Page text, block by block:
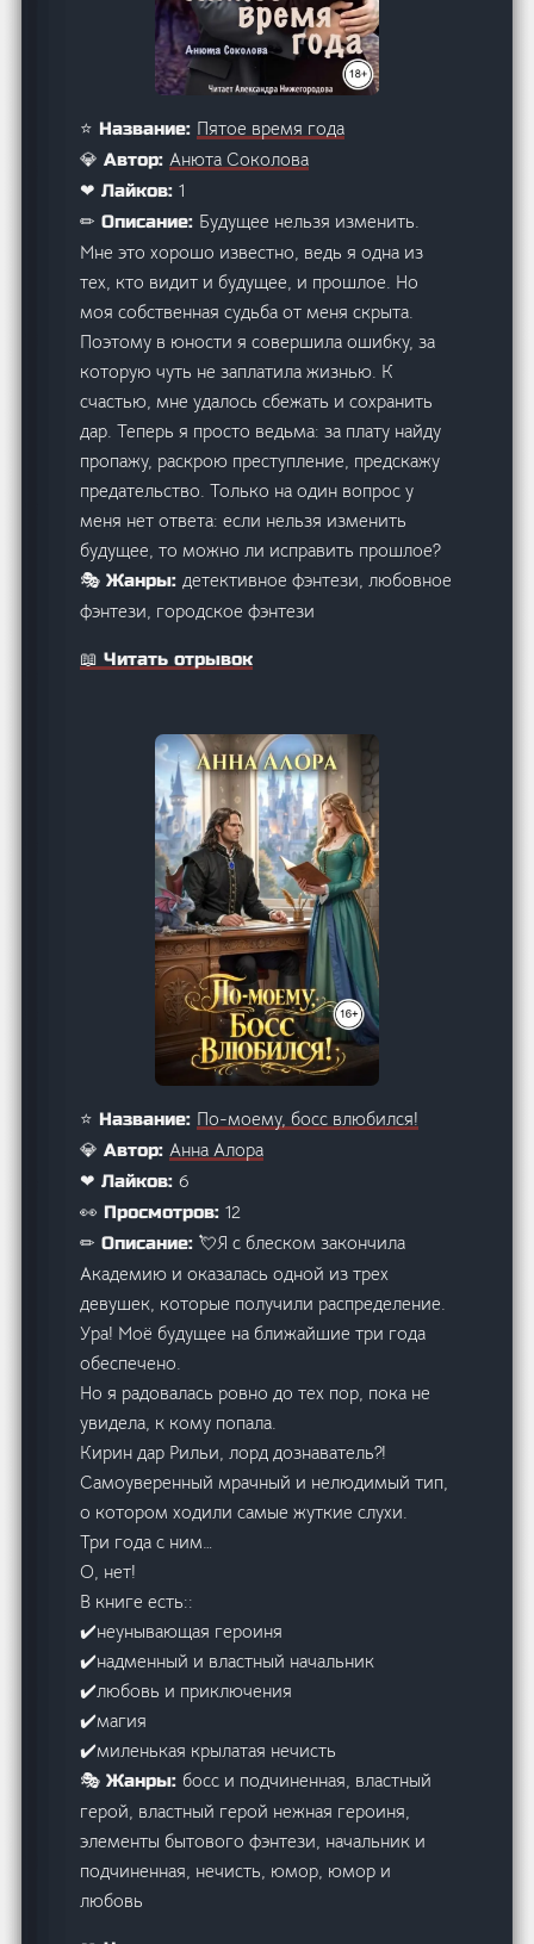
⭐ Название: Пятое время года
💎 Автор:Анюта Соколова
❤ Лайков:1
✏ Описание: Будущее нельзя изменить.
Мне это хорошо известно, ведь я одна из
тех, кто видит и будущее, и прошлое. Но
моя собственная судьба от меня скрыта.
Поэтому в юности я совершила ошибку, за
которую чуть не заплатила жизнью. К
счастью, мне удалось сбежать и сохранить
дар. Теперь я просто ведьма: за плату найду
пропажу, раскрою преступление, предскажу
предательство. Только на один вопрос у
меня нет ответа: если нельзя изменить
будущее, то можно ли исправить прошлое?
🎭 Жанры:детективное фэнтези, любовное
фэнтези, городское фэнтези
📖 Читать отрывок
⭐ Название: По-моему, босс влюбился!
💎 Автор:Анна Алора
❤ Лайков:6
👀 Просмотров:12
✏ Описание:💘Я с блеском закончила
Академию и оказалась одной из трех
девушек, которые получили распределение.
Ура! Моё будущее на ближайшие три года
обеспечено.
Но я радовалась ровно до тех пор, пока не
увидела, к кому попала.
Кирин дар Рильи, лорд дознаватель?!
Самоуверенный мрачный и нелюдимый тип,
о котором ходили самые жуткие слухи.
Три года с ним…
О, нет!
В книге есть::
✔️неунывающая героиня
✔️надменный и властный начальник
✔️любовь и приключения
✔️магия
✔️миленькая крылатая нечисть
🎭 Жанры:босс и подчиненная, властный
герой, властный герой нежная героиня,
элементы бытового фэнтези, начальник и
подчиненная, нечисть, юмор, юмор и
любовь